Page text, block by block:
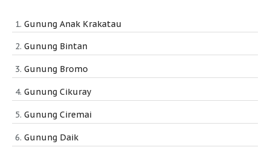
Gunung Anak Krakatau
Gunung Bintan
Gunung Bromo
Gunung Cikuray
Gunung Ciremai
Gunung Daik